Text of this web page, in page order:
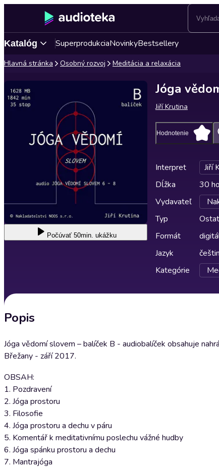
Katalóg SuperprodukciaNovinkyBestsellery
Hlavná stránka Osobný rozvoj Meditácia a relaxácia
Počúvať 50min. ukážku
Jóga
Jiří Krutina
Hodnotenie
Interpret
Jiří
Dĺžka
30
Vydavateľ
Typ
Formát
Jazyk
Kategórie
Popis
Jóga vědomí slovem – balíček B - audiobalíček obsahuje
Břežany - září 2017.
OBSAH:
1. Pozdravení
2. Jóga prostoru
3. Filosofie
4. Jóga prostoru a dechu v páru
5. Komentář k meditativnímu poslechu vážné hudby
6. Jóga spánku prostoru a dechu
7. Mantrajóga